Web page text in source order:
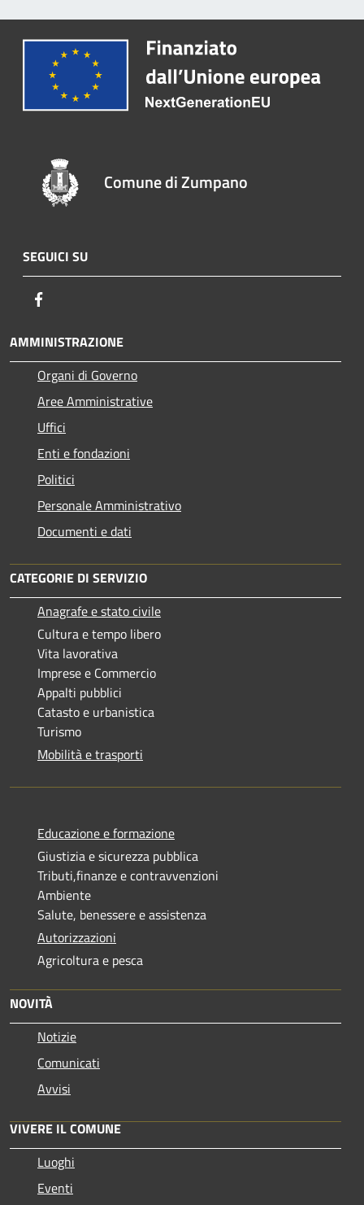
Comune di Zumpano
SEGUICI SU
AMMINISTRAZIONE
Organi di Governo
Aree Amministrative
Uffici
Enti e fondazioni
Politici
Personale Amministrativo
Documenti e dati
CATEGORIE DI SERVIZIO
Anagrafe e stato civile
Cultura e tempo libero
Vita lavorativa
Imprese e Commercio
Appalti pubblici
Catasto e urbanistica
Turismo
Mobilità e trasporti
Educazione e formazione
Giustizia e sicurezza pubblica
Tributi,finanze e contravvenzioni
Ambiente
Salute, benessere e assistenza
Autorizzazioni
Agricoltura e pesca
NOVITÀ
Notizie
Comunicati
Avvisi
VIVERE IL COMUNE
Luoghi
Eventi